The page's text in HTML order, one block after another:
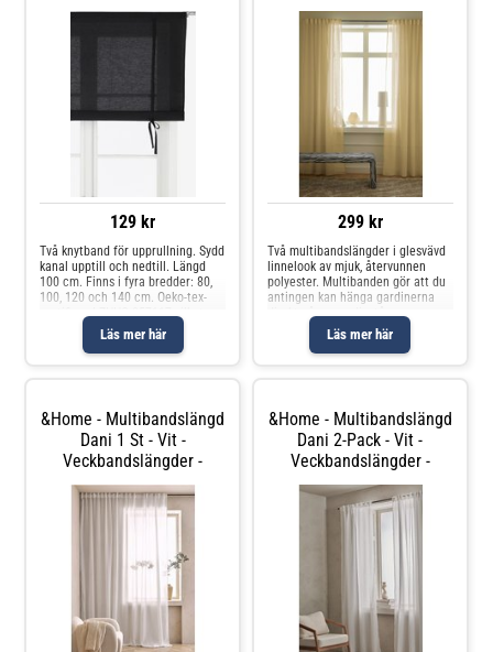
129 kr
Läs mer här
Två knytband för upprullning. Sydd
kanal upptill och nedtill. Längd
100 cm. Finns i fyra bredder: 80,
100, 120 och 140 cm. Oeko-tex-
innebär att produkten har testats
och uppfyller Oeko-tex krav för att
inte orsaka några
299 kr
Läs mer här
Två multibandslängder i glesvävd
linnelook av mjuk, återvunnen
polyester. Multibanden gör att du
antingen kan hänga gardinerna
de gömda hällorna eller använda
ringar, nålkrokar eller fingerkrokar.
Snören i rynkbandet gö
&Home - Multibandslängd
Dani 1 St - Vit -
Veckbandslängder -
&Home - Multibandslängd
Dani 2-Pack - Vit -
Veckbandslängder -